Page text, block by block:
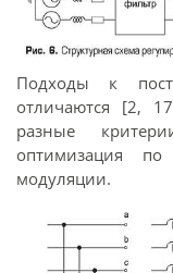
Подходы к
отличаются [2,
разные
оптимизация
модуляции.